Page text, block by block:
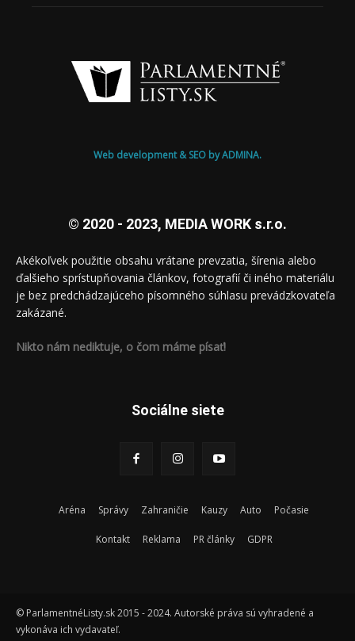
Web development & SEO by ADMINA.
© 2020 - 2023, MEDIA WORK s.r.o.
Akékoľvek použitie obsahu vrátane prevzatia, šírenia alebo
ďalšieho sprístupňovania článkov, fotografií či iného materiálu
je bez predchádzajúceho písomného súhlasu prevádzkovateľa
zakázané.
Nikto nám nediktuje, o čom máme písať!
Sociálne siete
Aréna Správy Zahraničie Kauzy Auto Počasie
Kontakt Reklama PR články GDPR
© ParlamentnéListy.sk 2015 - 2024. Autorské práva sú vyhradené a
vykonáva ich vydavateľ.